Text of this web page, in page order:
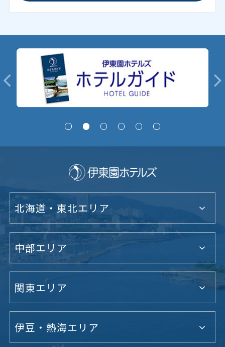
北海道・東北エリア
中部エリア
関東エリア
伊豆・熱海エリア